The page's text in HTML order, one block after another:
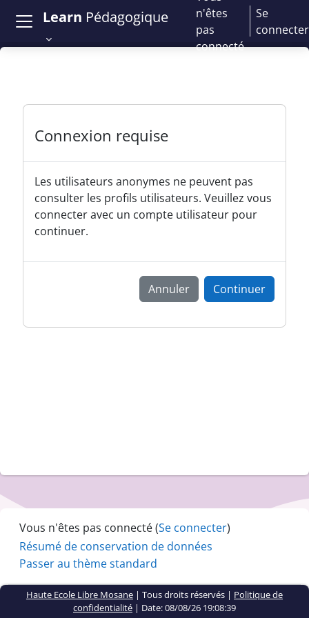
Learn Pédagogique
n'êtes
pas
connecté
Se
connecter
Connexion requise
Les utilisateurs anonymes ne peuvent pas
consulter les profils utilisateurs. Veuillez vous
connecter avec un compte utilisateur pour
continuer.
Annuler Continuer
Vous n'êtes pas connecté (Se connecter)
Résumé de conservation de données
Passer au thème standard
Haute Ecole Libre Mosane | Tous droits réservés | Politique de
confidentialité | Date: 08/08/26 19:08:39